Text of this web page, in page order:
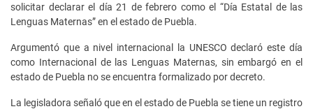
solicitar declarar el día 21 de febrero como el “Día Estatal de las
Lenguas Maternas” en el estado de Puebla.
Argumentó que a nivel internacional la UNESCO declaró este día
como Internacional de las Lenguas Maternas, sin embargó en el
estado de Puebla no se encuentra formalizado por decreto.
La legisladora señaló que en el estado de Puebla se tiene un registro